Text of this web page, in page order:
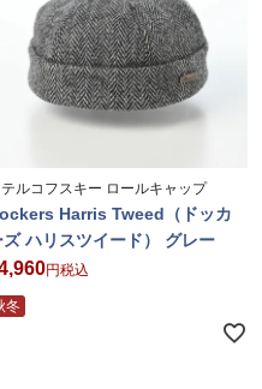
テルコフスキー ロールキャップ
Harris Tweed（ドッカ
ズ ハリスツイード） グレー
税込
冬